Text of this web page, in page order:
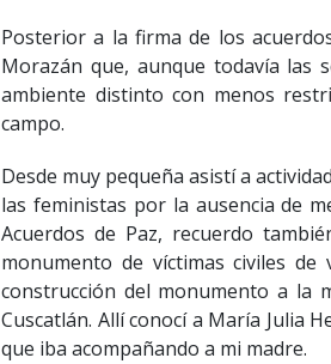
Posterior a la firma de los
Morazán que, aunque todavía las
ambiente distinto con menos
campo.
Desde muy pequeña asistí a
las feministas por la ausencia de
Acuerdos de Paz, recuerdo
monumento de víctimas civiles
construcción del monumento a la
Cuscatlán. Allí conocí a María Julia
que iba acompañando a mi madre.